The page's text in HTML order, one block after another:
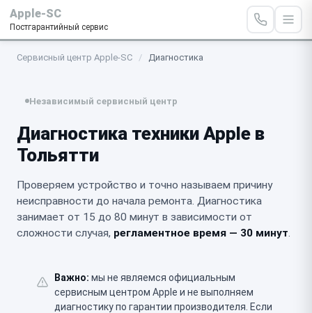
Apple-SC
Постгарантийный сервис
Сервисный центр Apple-SC / Диагностика
Независимый сервисный центр
Диагностика техники Apple в
Тольятти
Проверяем устройство и точно называем причину
неисправности до начала ремонта. Диагностика
занимает от 15 до 80 минут в зависимости от
сложности случая, регламентное время — 30 минут
Важно: мы не являемся официальным
сервисным центром Apple и не выполняем
диагностику по гарантии производителя. Если